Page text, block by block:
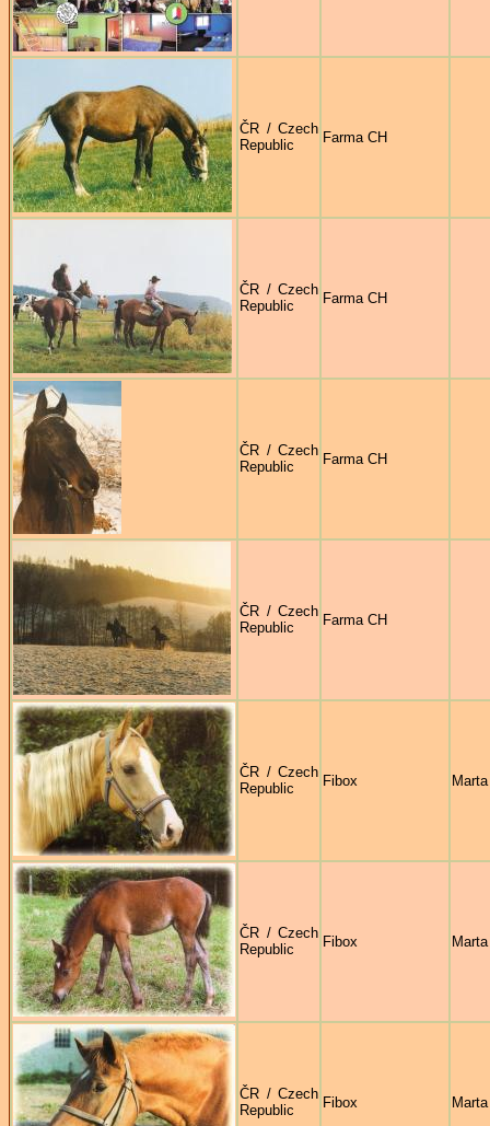
ČR / Czech
Republic
Farma CH
ČR / Czech
Republic
Farma CH
ČR / Czech
Republic
Farma CH
ČR / Czech
Republic
Farma CH
ČR / Czech
Republic
Fibox
ČR / Czech
Republic
Fibox
ČR / Czech
Republic
Fibox